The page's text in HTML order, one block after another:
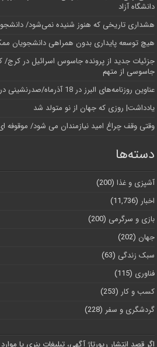
دانشگاه آز‌اد
هشداری تاریخی که هنوز شنیده نمی‌شود/
هیچ توسعه پایداری بدون همراهی دانشجویان
جزئیات جدید از پرونده جاسوس اسرائیل در
جاسوسی از متهم
عناوین روزنامه‌های البرز در ‌18 آذرماه/صدرنشینی در ارائه خدمات زایمان بی‌درد
یادداشت| روزی که جهان از نو متولد شد
وقتی وقف چراغ امید نیازمندان می شود/ موقوفه
دسته‌ها
آشپزی و غذا (200)
اخبار (11,736)
بازی و سرگرمی (200)
جهان (202)
سبک زندگی (63)
فناوری (115)
کسب و کار (253)
گردشگری و سفر (228)
اگر قصد انتشار رپورتاژ آگهی، تبلیغات بنری یا